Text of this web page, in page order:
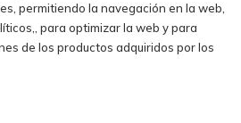
permitiendo la navegación en la web,
para optimizar la web y para
de los productos adquiridos por los